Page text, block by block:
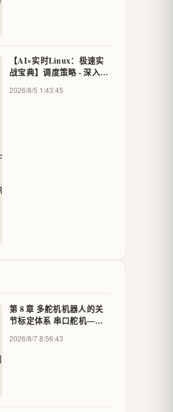
【AI×实时Linux：极速实
战宝典】调度策略 - 深入理
SCHED_RR 实时调度类在
2026/8/5 1:43:45
第 8 章 多舵机机器人的关
节标定体系 串口舵机——
2026/8/7 8:56:43